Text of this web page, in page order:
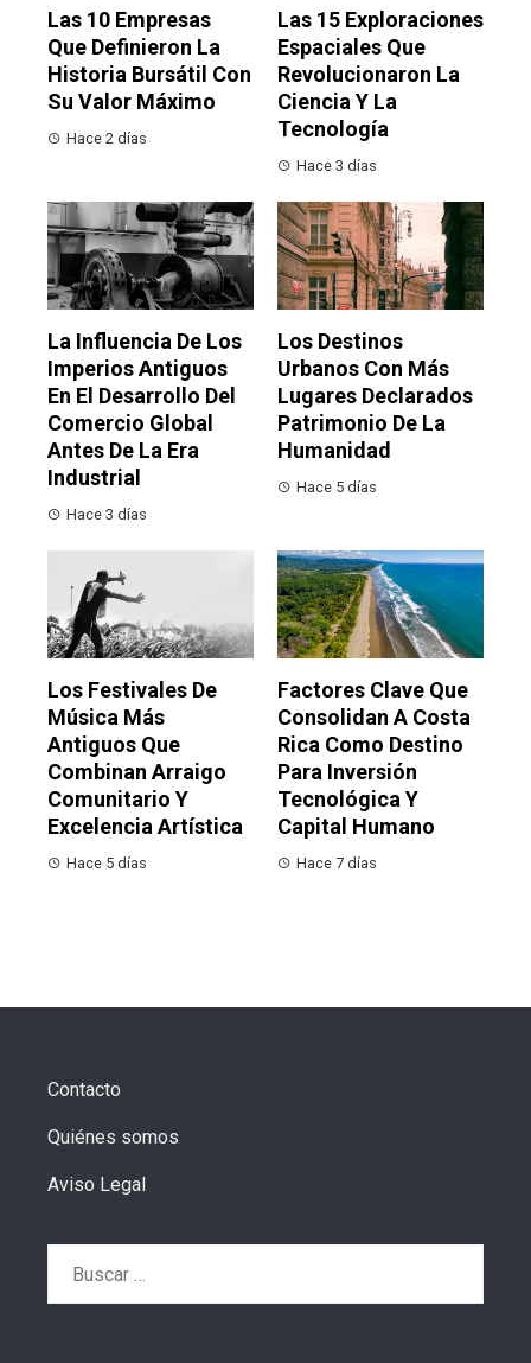
Las 10 Empresas
Que Definieron La
Historia Bursátil Con
Su Valor Máximo
Hace 2 días
Las 15 Exploraciones
Espaciales Que
Revolucionaron La
Ciencia Y La
Tecnología
Hace 3 días
La Influencia De Los
Imperios Antiguos
En El Desarrollo Del
Comercio Global
Antes De La Era
Industrial
Hace 3 días
Los Destinos
Urbanos Con Más
Lugares Declarados
Patrimonio De La
Humanidad
Hace 5 días
Los Festivales De
Música Más
Antiguos Que
Combinan Arraigo
Comunitario Y
Excelencia Artística
Hace 5 días
Factores Clave Que
Consolidan A Costa
Rica Como Destino
Para Inversión
Tecnológica Y
Capital Humano
Hace 7 días
Contacto
Quiénes somos
Aviso Legal